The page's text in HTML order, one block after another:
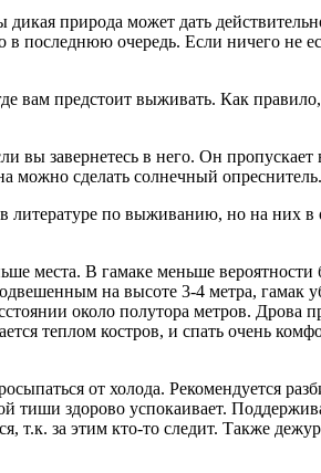
природа может дать
очередь. Если ничего не
вам предстоит выживать. Как
вы завернетесь в него. Он
можно сделать солнечный опреснитель.
литературе по выживанию, но на них
места. В гамаке меньше
на высоте 3-4 метра, гамак
около полутора метров. Дрова
теплом костров, и спать очень
от холода. Рекомендуется
тиши здорово успокаивает.
т.к. за этим кто-то следит. Также